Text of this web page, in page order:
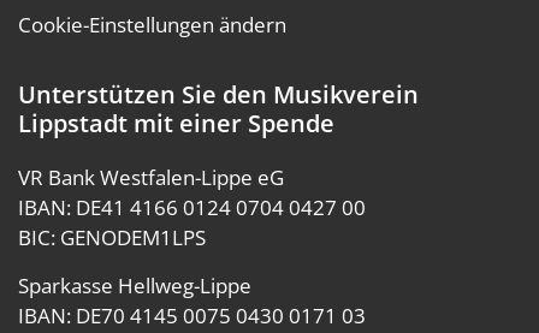
Cookie-Einstellungen ändern
Unterstützen Sie den Musikverein
Lippstadt mit einer Spende
VR Bank Westfalen-Lippe eG
IBAN: DE41 4166 0124 0704 0427 00
BIC: GENODEM1LPS
Sparkasse Hellweg-Lippe
IBAN: DE70 4145 0075 0430 0171 03